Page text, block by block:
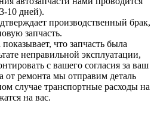
10 дней).
производственный брак,
запчасть.
что запчасть была
неправильной эксплуатации,
с вашего согласия за ваш
от ремонта мы отправим деталь
случае транспортные расходы на
на вас.